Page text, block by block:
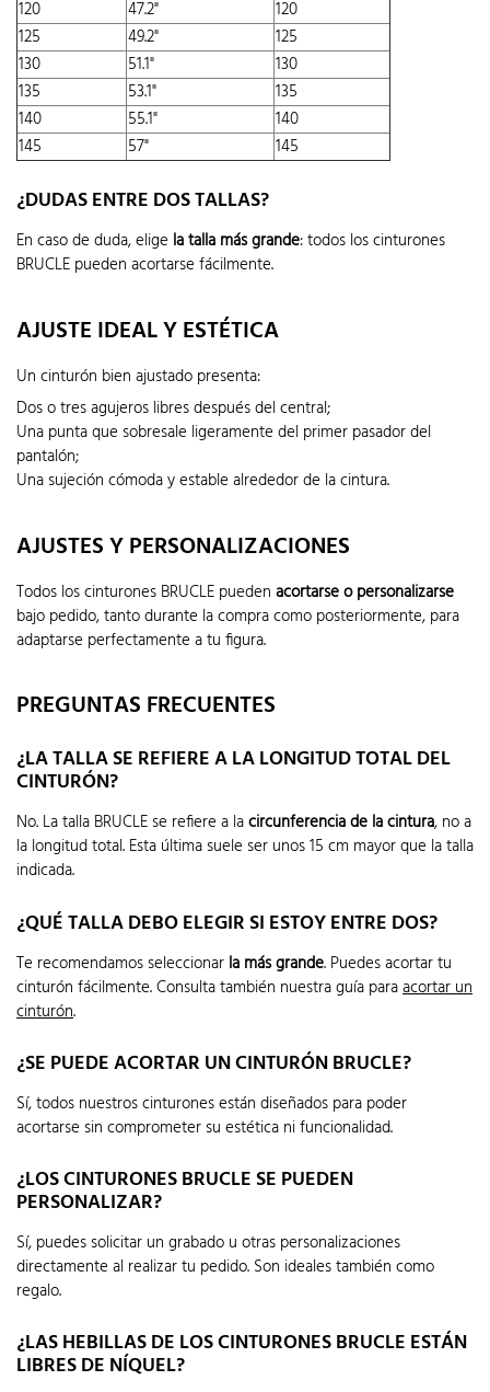
120 47.2"
120
125
49.2"
125
130
51.1"
130
135
53.1"
135
140
55.1"
140
145
57" 145
¿DUDAS ENTRE DOS TALLAS?
En caso de duda, elige la talla más grande: todos los cinturones
BRUCLE pueden acortarse fácilmente.
AJUSTE IDEAL Y ESTÉTICA
Un cinturón bien ajustado presenta:
Dos o tres agujeros libres después del central;
Una punta que sobresale ligeramente del primer pasador del
pantalón;
Una sujeción cómoda y estable alrededor de la cintura.
AJUSTES Y PERSONALIZACIONES
Todos los cinturones BRUCLE pueden acortarse o personalizarse
bajo pedido, tanto durante la compra como posteriormente, para
adaptarse perfectamente a tu figura.
PREGUNTAS FRECUENTES
¿LA TALLA SE REFIERE A LA LONGITUD TOTAL DEL
CINTURÓN?
No. La talla BRUCLE se refiere a lacircunferencia de la cintura, no a
la longitud total. Esta última suele ser unos 15 cm mayor que la talla
indicada.
¿QUÉ TALLA DEBO ELEGIR SI ESTOY ENTRE DOS?
Te recomendamos seleccionar la más grande. Puedes acortar tu
cinturón fácilmente. Consulta también nuestra guía paraacortar un
cinturón.
¿SE PUEDE ACORTAR UN CINTURÓN BRUCLE?
Sí, todos nuestros cinturones están diseñados para poder
acortarse sin comprometer su estética ni funcionalidad.
¿LOS CINTURONES BRUCLE SE PUEDEN
PERSONALIZAR?
Sí, puedes solicitar un grabado u otras personalizaciones
directamente al realizar tu pedido. Son ideales también como
regalo.
¿LAS HEBILLAS DE LOS CINTURONES BRUCLE ESTÁN
LIBRES DE NÍQUEL?